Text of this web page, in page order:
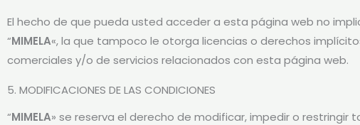
El hecho de que pueda usted acceder a esta página web no
“MIMELA«, la que tampoco le otorga licencias o derechos
comerciales y/o de servicios relacionados con esta página web.
5. MODIFICACIONES DE LAS CONDICIONES
“MIMELA» se reserva el derecho de modificar, impedir o